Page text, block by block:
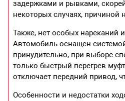
задержками и рывками,
некоторых случаях,
Также, нет особых нареканий
Автомобиль оснащен
принудительно, при выборе
только быстрый перегрев
отключает передний привод,
Особенности и недостатки